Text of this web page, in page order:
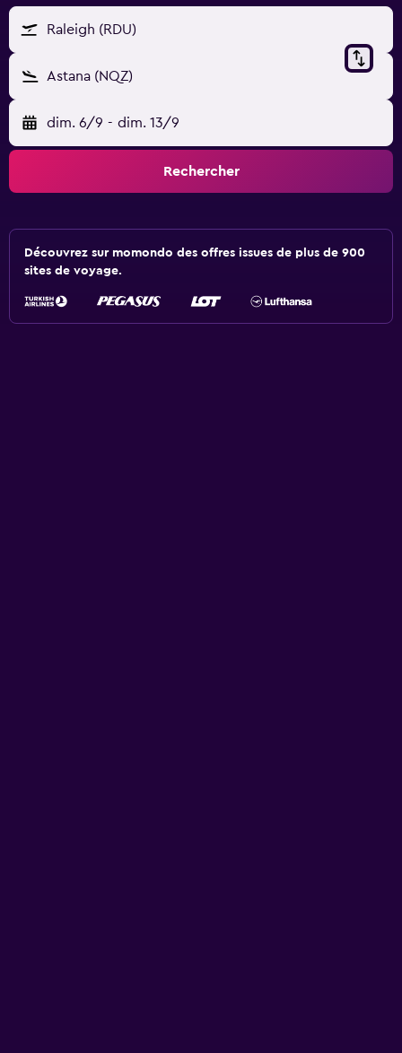
Raleigh (RDU)
Astana (NQZ)
dim. 6/9 - dim. 13/9
Rechercher
Découvrez sur momondo des offres issues de plus de 900
sites de voyage.